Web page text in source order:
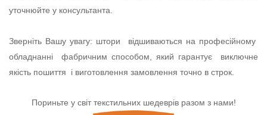
уточнюйте у консультанта.
Зверніть Вашу увагу: штори відшиваються на професійному
обладнанні фабричним способом, який гарантує виключне
якість пошиття і виготовлення замовлення точно в строк.
Пориньте у світ текстильних шедеврів разом з нами!